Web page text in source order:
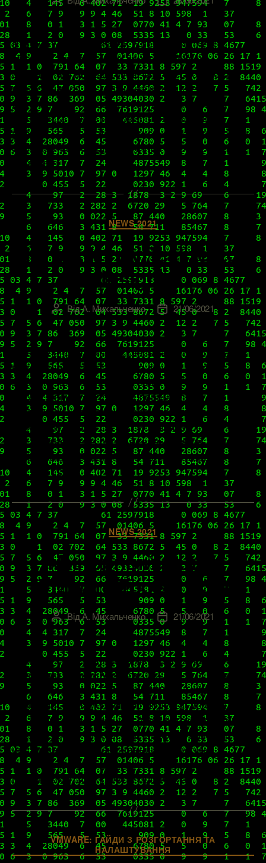
запису
запису
В конце мая мы писали о первом патче к
vRealize Automation. А 24 июня VMware
сообщила о выходе 8.4.2. Интересно, что он
фокусируется не только на исправлении
ошибок, но и на добавлении нескольких новых
функций, а также на совершенствовании
работы старых и поменялись кое-какие API. Но,
обо всем по порядку, начиная с нового билда,
ставшего […]
Категорії
NEWS 2021
Патч 8.4.1 к vRealize Log
Insight
Автор
запису
ВідА. Михальченко
Дата
запису
21/06/2021
В конце апреля мы рассказывали о выходе
новой версии vRealize Log Insight – 8.4, а
относительно недавно, 10 июня 2021 года,
VMware выпустила к ней первый патч. И
сегодня мы поспешим рассказать о том, на чем
он концентрируется. В основном, это, конечно
же, исправление определенных багов, поэтому
информация будет, безусловно, интересна тем,
кто уже успел […]
Категорії
NEWS 2021
Минорный релиз
VMware Tools 11.3.0
Автор
запису
ВідА. Михальченко
Дата
запису
21/06/2021
17 июня 2021 года объявили о выходе новой
минорной версии VMware Tools 11.3.0. Теперь
актуальным стал билд № 18090558 этого, без
сомнений, незаменимого продукта, и сегодня
мы поговорим о том, что примечательного было
сделано в его отношении, огласим важную
информацию о прекращении поддержки
продуктов и функций, а также расскажем о
решенных в этом релизе проблемах. […]
Категорії
VMWARE: ГАЙДИ З РОЗГОРТАННЯ ТА
НАЛАШТУВАННЯ